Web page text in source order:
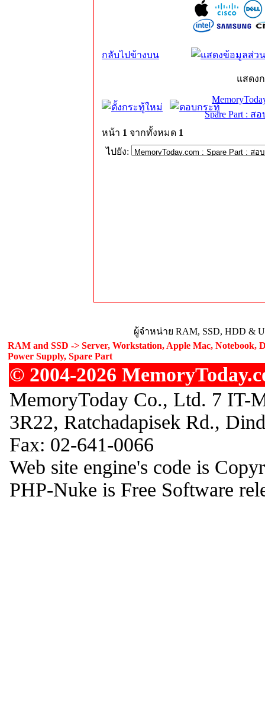
กลับไปข้างบน
แสดง
Spare Part : ส
หน้า 1 จากทั้งหมด 1
ไปยัง:
ผู้จำหน่าย RAM, SSD, HDD &
RAM and SSD -> Server, Workstation, Apple Mac, Notebook,
Power Supply, Spare Part
© 2004-2026
MemoryToday Co., Ltd. 7 IT-
3R22, Ratchadapisek Rd.,
Fax: 02-641-0066
Web site engine's code is
PHP-Nuke is Free Software